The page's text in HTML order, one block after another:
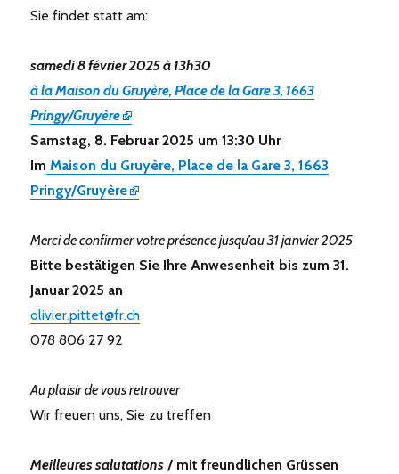
Sie findet statt am:
samedi 8 février 2025 à 13h30
à la Maison du Gruyère, Place de la Gare 3, 1663
Pringy/Gruyère
Samstag, 8. Februar 2025 um 13:30 Uhr
Im Maison du Gruyère, Place de la Gare 3, 1663
Pringy/Gruyère
Merci de confirmer votre présence jusqu’au 31 janvier 2025
Bitte bestätigen Sie Ihre Anwesenheit bis zum 31.
Januar 2025 an
olivier.pittet@fr.ch
078 806 27 92
Au plaisir de vous retrouver
Wir freuen uns, Sie zu treffen
Meilleures salutations / mit freundlichen Grüssen